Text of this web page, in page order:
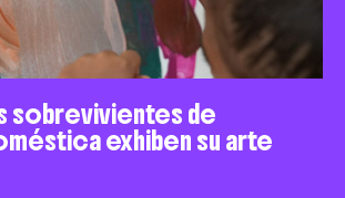
sobrevivientes de
exhiben su arte